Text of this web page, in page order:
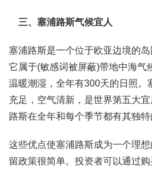
三、塞浦路斯气候宜人
塞浦路斯是一个位于欧亚边境的岛
它属于(敏感词被屏蔽)带地中海气
温暖潮湿，全年有300天的日照。
充足，空气清新，是世界第五大
路斯在全年和每个季节都有其独特
这些优点使塞浦路斯成为一个理
留政策很简单。投资者可以通过